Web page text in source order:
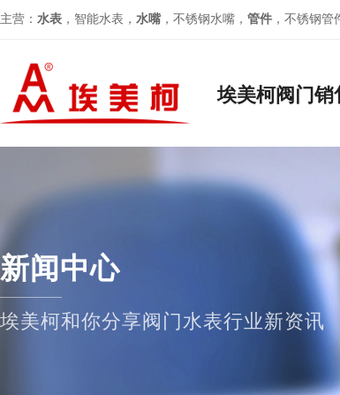
主营： 水表 ，智能水表， 水嘴，不锈钢水嘴， 管件 ，不锈钢管
埃美柯阀门销
新闻中心
埃美柯和你分享阀门水表行业新资讯